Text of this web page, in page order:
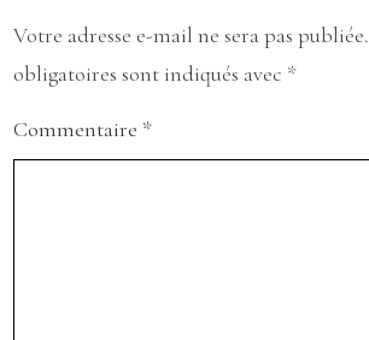
Votre adresse e-mail ne sera pas publiée.
obligatoires sont indiqués avec *
Commentaire *